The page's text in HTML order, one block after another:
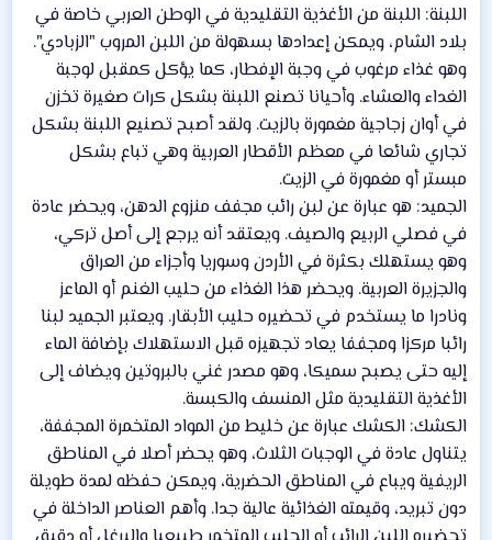
اللبنة: اللبنة من الأغذية التقليدية في الوطن العربي خاصة في
بلاد الشام، ويمكن إعدادها بسهولة من اللبن المروب "الزبادي".
وهو غذاء مرغوب في وجبة الإفطار، كما يؤكل كمقبل لوجبة
الغداء والعشاء. وأحيانا تصنع اللبنة بشكل كرات صغيرة تخزن
في أوان زجاجية مغمورة بالزيت. ولقد أصبح تصنيع اللبنة بشكل
تجاري شائعا في معظم الأقطار العربية وهي تباع بشكل
مبستر أو مغمورة في الزيت.
الجميد: هو عبارة عن لبن رائب مجفف منزوع الدهن، ويحضر عادة
في فصلي الربيع والصيف. ويعتقد أنه يرجع إلى أصل تركي،
وهو يستهلك بكثرة في الأردن وسوريا وأجزاء من العراق
والجزيرة العربية. ويحضر هذا الغذاء من حليب الغنم أو الماعز
ونادرا ما يستخدم في تحضيره حليب الأبقار. ويعتبر الجميد لبنا
رائبا مركزا ومجففا يعاد تجهيزه قبل الاستهلاك بإضافة الماء
إليه حتى يصبح سميكا، وهو مصدر غني بالبروتين ويضاف إلى
الأغذية التقليدية مثل المنسف والكبسة.
الكشك: الكشك عبارة عن خليط من المواد المتخمرة المجففة،
يتناول عادة في الوجبات الثلاث، وهو يحضر أصلا في المناطق
الريفية ويباع في المناطق الحضرية، ويمكن حفظه لمدة طويلة
دون تبريد، وقيمته الغذائية عالية جدا. وأهم العناصر الداخلة في